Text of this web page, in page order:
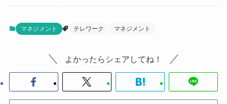
マネジメント テレワーク マネジメント
よかったらシェアしてね！